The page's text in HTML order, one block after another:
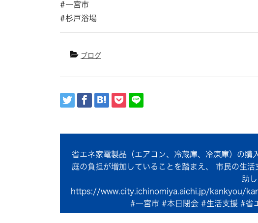
#一宮市
#杉戸浴場
ブログ
省エネ家電製品（エアコン、冷蔵庫、冷凍庫）の
庭の負担が増加していることを踏まえ、 市民の生
助
https://www.city.ichinomiya.aichi.jp/kankyou/
#一宮市 #本日閉会 #生活支援 #省